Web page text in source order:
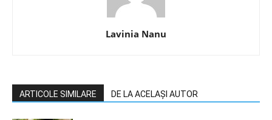
Lavinia Nanu
ARTICOLE SIMILARE DE LA ACELAȘI AUTOR